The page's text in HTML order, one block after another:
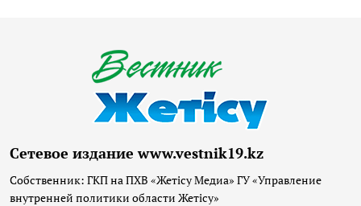
Сетевое издание www.vestnik19.kz
Собственник: ГКП на ПХВ «Жетісу Медиа» ГУ «Управление
внутренней политики области Жетісу»